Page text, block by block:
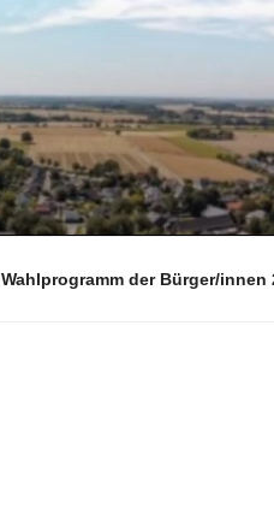
Wahlprogramm der Bürger/innen